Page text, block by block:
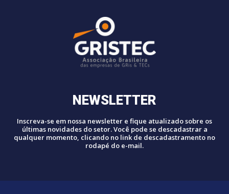
NEWSLETTER
Inscreva-se em nossa newsletter e fique atualizado sobre os
últimas novidades do setor. Você pode se descadastrar a
qualquer momento, clicando no link de descadastramento no
rodapé do e-mail.